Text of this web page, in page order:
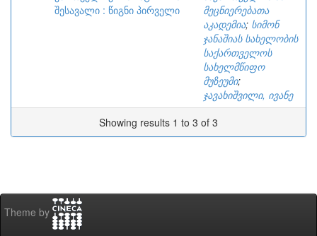
შესავალი : წიგნი პირველი
მეცნიერებათა
აკადემია; სიმონ
ჯანაშიას სახელობის
საქართველოს
სახელმწიფო
მუზეუმი;
ჯავახიშვილი, ივანე
Showing results 1 to 3 of 3
Theme by